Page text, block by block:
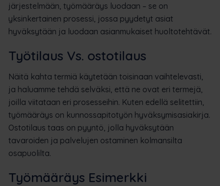
järjestelmään, työmääräys luodaan – se on
yksinkertainen prosessi, jossa pyydetyt asiat
hyväksytään ja luodaan asianmukaiset huoltotehtävät.
Työtilaus Vs. ostotilaus
Näitä kahta termiä käytetään toisinaan vaihtelevasti,
ja haluamme tehdä selväksi, että ne ovat eri termejä,
joilla viitataan eri prosesseihin. Kuten edellä selitettiin,
työmääräys on kunnossapitotyön hyväksymisasiakirja.
Ostotilaus taas on pyyntö, jolla hyväksytään
tavaroiden ja palvelujen ostaminen kolmansilta
osapuolilta.
Työmääräys Esimerkki